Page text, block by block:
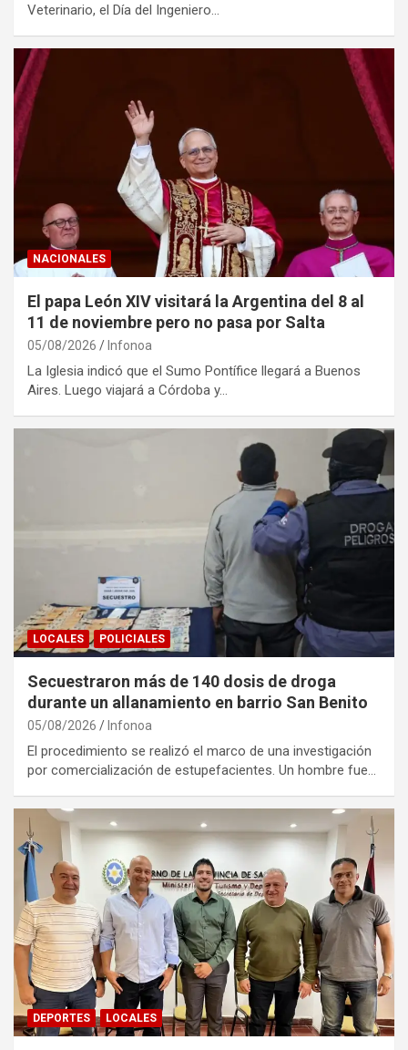
Veterinario, el Día del Ingeniero…
NACIONALES
El papa León XIV visitará la Argentina del 8 al
11 de noviembre pero no pasa por Salta
05/08/2026 Infonoa
La Iglesia indicó que el Sumo Pontífice llegará a Buenos
Aires. Luego viajará a Córdoba y…
LOCALES POLICIALES
Secuestraron más de 140 dosis de droga
durante un allanamiento en barrio San Benito
05/08/2026 Infonoa
El procedimiento se realizó el marco de una investigación
por comercialización de estupefacientes. Un hombre fue…
DEPORTES LOCALES